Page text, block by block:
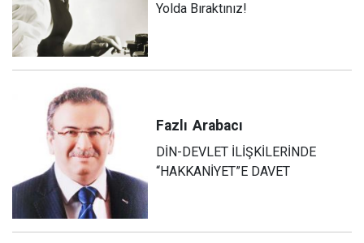
Yolda Bıraktınız!
Fazlı Arabacı
DİN-DEVLET İLİŞKİLERİNDE
“HAKKANİYET”E DAVET